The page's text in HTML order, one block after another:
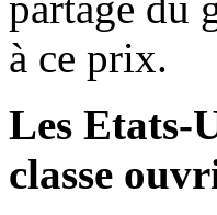
à ce prix.
Les Etats-
classe